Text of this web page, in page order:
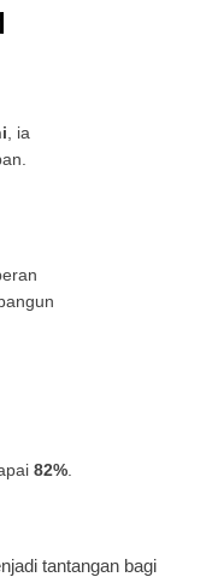
, ia
82%
tantangan bagi